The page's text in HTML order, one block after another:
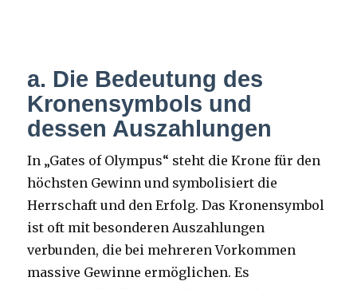
a. Die Bedeutung des
Kronensymbols und
dessen Auszahlungen
In „Gates of Olympus“ steht die Krone für den
höchsten Gewinn und symbolisiert die
Herrschaft und den Erfolg. Das Kronensymbol
ist oft mit besonderen Auszahlungen
verbunden, die bei mehreren Vorkommen
massive Gewinne ermöglichen. Es